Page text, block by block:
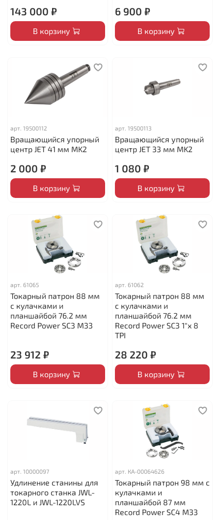
143 000 ₽
В корзину
6 900 ₽
В корзину
арт. 19500112
Вращающийся упорный
центр JET 41 мм MK2
2 000 ₽
В корзину
арт. 19500113
Вращающийся упорный
центр JET 33 мм MK2
1 080 ₽
В корзину
арт. 61065
Токарный патрон 88 мм
с кулачками и
планшайбой 76.2 мм
Record Power SC3 M33
23 912 ₽
В корзину
арт. 61062
Токарный патрон 88 мм
с кулачками и
планшайбой 76.2 мм
Record Power SC3 1"x 8
TPI
28 220 ₽
В корзину
арт. 10000097
Удлинение станины для
токарного станка JWL-
1220L и JWL-1220LVS
арт. КА-00064626
Токарный патрон 98 мм с
кулачками и
планшайбой 87 мм
Record Power SC4 M33